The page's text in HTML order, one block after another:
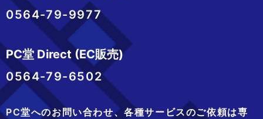
0564-79-9977
PC堂 Direct (EC販売)
0564-79-6502
PC堂へのお問い合わせ、各種サービスのご依頼は専